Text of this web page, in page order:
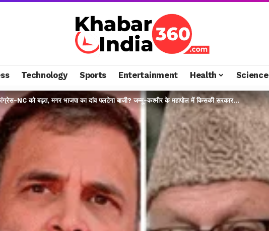
Technology Sports Entertainment Health Science
NC को बढ़त, मगर भाजपा का दांव पलटेगा बाजी? जम्मू-कश्मीर के महापोल में किसकी सरकार…